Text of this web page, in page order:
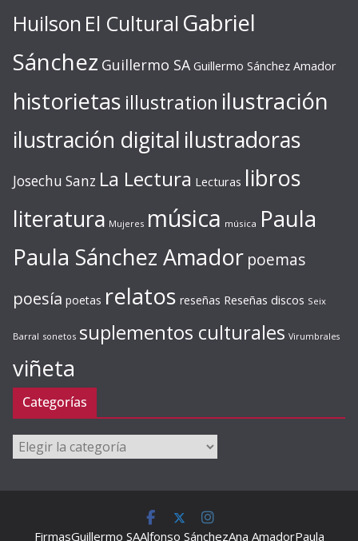
Huilson El Cultural Gabriel
Sánchez Guillermo SA Guillermo Sánchez Amador
historietas illustration ilustración
ilustración digital ilustradoras
Josechu Sanz La Lectura Lecturas libros
literatura Mujeres música música Paula
Paula Sánchez Amador poemas
poesía poetas relatos reseñas Reseñas discos Seix
Barral sonetos suplementos culturales Virumbrales
viñeta
Categorías
Categorías
FirmasGuillermo SAAlfonso SánchezAna AmadorPaula